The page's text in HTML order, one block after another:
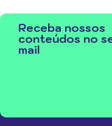
Receba nossos
conteúdos no
mail